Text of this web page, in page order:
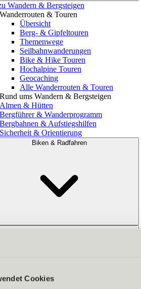
Cookies
Wandern & Bergsteigen
Wanderrouten & Touren
Übersicht
Berg- & Gipfeltouren
Themenwege
Seilbahnwanderungen
Bike & Hike Touren
Hochalpine Touren
Geocaching
Alle Wanderrouten & Touren
Rund ums Wandern & Bergsteigen
Almen & Hütten
Bergführer & Wanderprogramm
Bergbahnen & Aufstiegshilfen
Sicherheit & Orientierung
Biken & Radfahren